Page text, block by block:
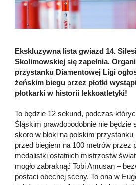
Ekskluzywna lista gwiazd 14.
Skolimowskiej się zapełnia.
przystanku Diamentowej Ligi
żeńskim biegu przez płotki
płotkarki w historii lekkoatletyki!
To będzie 12 sekund, podczas
Śląskim prawdopodobnie nie będzie
skoro w bloki na polskim przystanku
przed biegiem na 100 metrów przez
medalistki ostatnich mistrzostw
mogło zabraknąć Tobi Amusan –
postaci obecnej sceny. To ona w